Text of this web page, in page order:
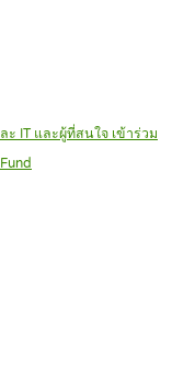
ะ IT และผู้ที่สนใจ เข้าร่วม